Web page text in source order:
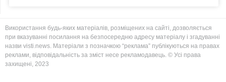
Використання будь-яких матеріалів, розміщених на сайті, дозволяється
при вказуванні посилання на безпосередню адресу матеріалу і згадуванні
назви visti.news. Матеріали з позначкою “реклама” публікуються на правах
реклами, відповідальність за зміст несе рекламодавець. © Усі права
захищені, 2023